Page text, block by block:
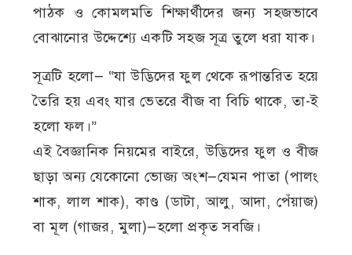
পাঠক ও কোমলমতি শিক্ষার্থীদের জন্য সহজভাবে
বোঝানোর উদ্দেশ্যে একটি সহজ সূত্র তুলে ধরা যাক।
সূত্রটি হলো— “যা উদ্ভিদের ফুল থেকে রূপান্তরিত হয়ে
তৈরি হয় এবং যার ভেতরে বীজ বা বিচি থাকে, তা-ই
হলো ফল।”
এই বৈজ্ঞানিক নিয়মের বাইরে, উদ্ভিদের ফুল ও বীজ
ছাড়া অন্য যেকোনো ভোজ্য অংশ—যেমন পাতা (পালং
শাক, লাল শাক), কাণ্ড (ডাটা, আলু, আদা, পেঁয়াজ)
বা মূল (গাজর, মুলা)—হলো প্রকৃত সবজি।